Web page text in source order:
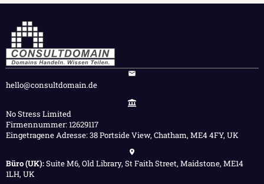
hello@consultdomain.de
No Stress Limited
Firmennummer: 12629117
Eingetragene Adresse: 38 Portside View, Chatham, ME4 4FY, UK
Büro (UK):Suite M6, Old Library, St Faith Street, Maidstone, ME14
1LH, UK